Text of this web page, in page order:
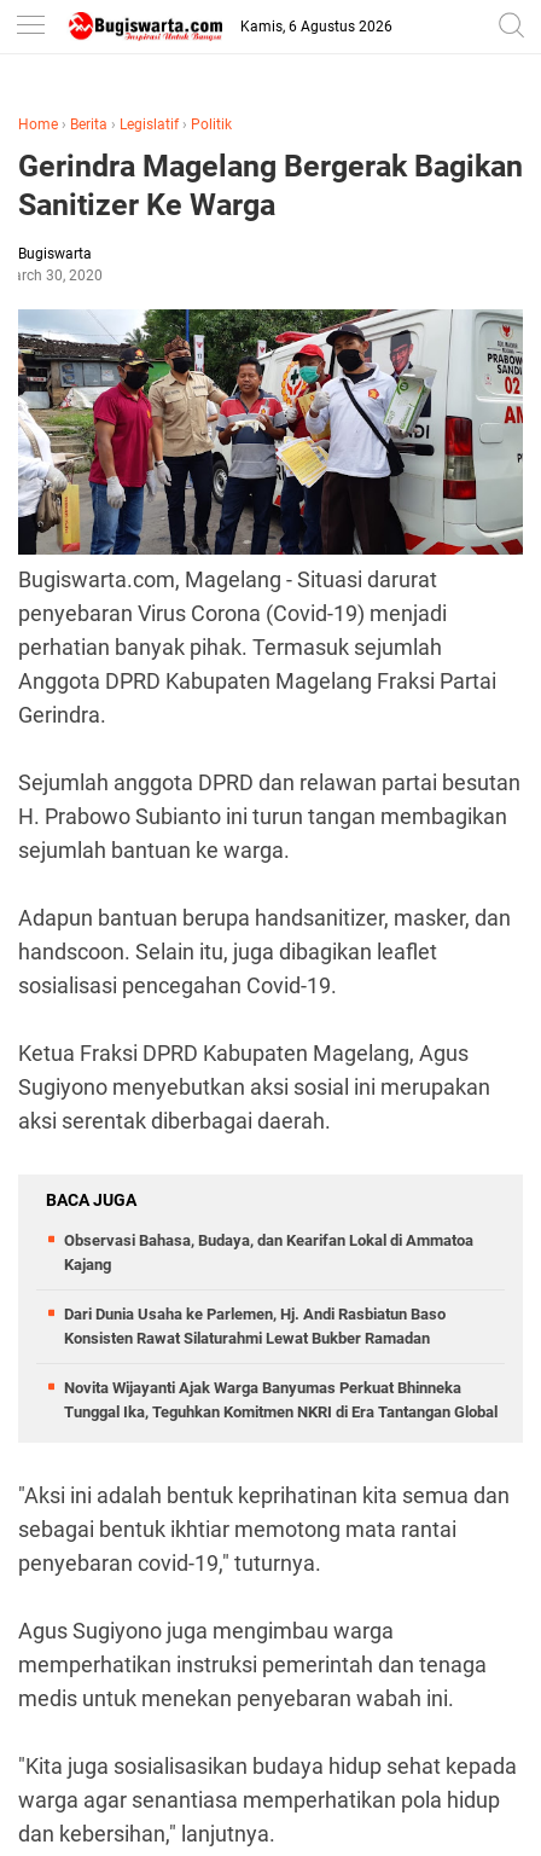
-->
Kamis, 6 Agustus 2026
Home › Berita › Legislatif› Politik
Gerindra Magelang Bergerak Bagikan
Sanitizer Ke Warga
Bugiswarta
March 30, 2020
Bugiswarta.com, Magelang - Situasi darurat
penyebaran Virus Corona (Covid-19) menjadi
perhatian banyak pihak. Termasuk sejumlah
Anggota DPRD Kabupaten Magelang Fraksi Partai
Gerindra.
Sejumlah anggota DPRD dan relawan partai besutan
H. Prabowo Subianto ini turun tangan membagikan
sejumlah bantuan ke warga.
Adapun bantuan berupa handsanitizer, masker, dan
handscoon. Selain itu, juga dibagikan leaflet
sosialisasi pencegahan Covid-19.
Ketua Fraksi DPRD Kabupaten Magelang, Agus
Sugiyono menyebutkan aksi sosial ini merupakan
aksi serentak diberbagai daerah.
BACA JUGA
Observasi Bahasa, Budaya, dan Kearifan Lokal di Ammatoa
Kajang
Dari Dunia Usaha ke Parlemen, Hj. Andi Rasbiatun Baso
Konsisten Rawat Silaturahmi Lewat Bukber Ramadan
Novita Wijayanti Ajak Warga Banyumas Perkuat Bhinneka
Tunggal Ika, Teguhkan Komitmen NKRI di Era Tantangan Global
"Aksi ini adalah bentuk keprihatinan kita semua dan
sebagai bentuk ikhtiar memotong mata rantai
penyebaran covid-19," tuturnya.
Agus Sugiyono juga mengimbau warga
memperhatikan instruksi pemerintah dan tenaga
medis untuk menekan penyebaran wabah ini.
"Kita juga sosialisasikan budaya hidup sehat kepada
warga agar senantiasa memperhatikan pola hidup
dan kebersihan," lanjutnya.